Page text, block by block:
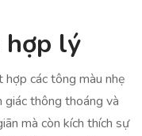
hợp lý
các tông màu nhẹ
giác thông thoáng và
mà còn kích thích sự